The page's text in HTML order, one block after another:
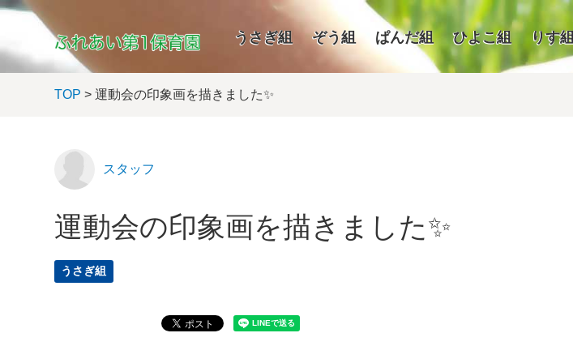
うさぎ組 ぞう組 ぱんだ組 ひよこ組 りす組
TOP > 運動会の印象画を描きました✨
スタッフ
運動会の印象画を描きました✨
うさぎ組